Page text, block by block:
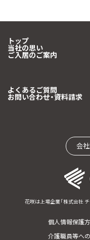
トップ
当社の思い
ご入居のご案内
よくあるご質問
お問い合わせ・資料請求
会
花咲は上場企業「株式会社 チ
個人情報保護
介護職員等へ